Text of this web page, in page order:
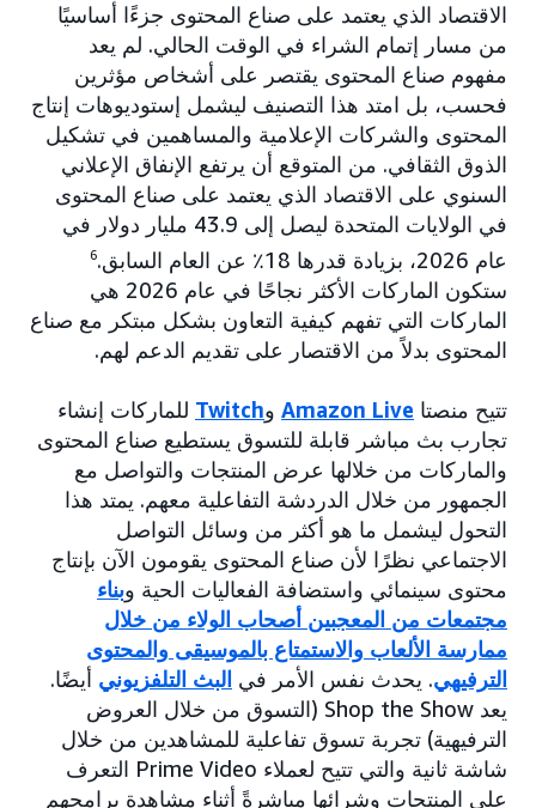
الاقتصاد الذي يعتمد على صناع المحتوى جزءًا أساسيًا
من مسار إتمام الشراء في الوقت الحالي. لم يعد
مفهوم صناع المحتوى يقتصر على أشخاص مؤثرين
فحسب، بل امتد هذا التصنيف ليشمل إستوديوهات إنتاج
المحتوى والشركات الإعلامية والمساهمين في تشكيل
الذوق الثقافي. من المتوقع أن يرتفع الإنفاق الإعلاني
السنوي على الاقتصاد الذي يعتمد على صناع المحتوى
في الولايات المتحدة ليصل إلى 43.9 مليار دولار في
عام 2026، بزيادة قدرها 18٪ عن العام السابق.
6
ستكون الماركات الأكثر نجاحًا في عام 2026 هي
الماركات التي تفهم كيفية التعاون بشكل مبتكر مع صناع
المحتوى بدلاً من الاقتصار على تقديم الدعم لهم.
تتيح منصتا Amazon Live وTwitch للماركات إنشاء
تجارب بث مباشر قابلة للتسوق يستطيع صناع المحتوى
والماركات من خلالها عرض المنتجات والتواصل مع
الجمهور من خلال الدردشة التفاعلية معهم. يمتد هذا
التحول ليشمل ما هو أكثر من وسائل التواصل
الاجتماعي نظرًا لأن صناع المحتوى يقومون الآن بإنتاج
محتوى سينمائي واستضافة الفعاليات الحية وبناء
مجتمعات من المعجبين أصحاب الولاء من خلال
ممارسة الألعاب والاستمتاع بالموسيقى والمحتوى
الترفيهي. يحدث نفس الأمر في البث التلفزيوني أيضًا.
يعد Shop the Show (التسوق من خلال العروض
الترفيهية) تجربة تسوق تفاعلية للمشاهدين من خلال
شاشة ثانية والتي تتيح لعملاء Prime Video التعرف
على المنتجات وشرائها مباشرةً أثناء مشاهدة برامجهم